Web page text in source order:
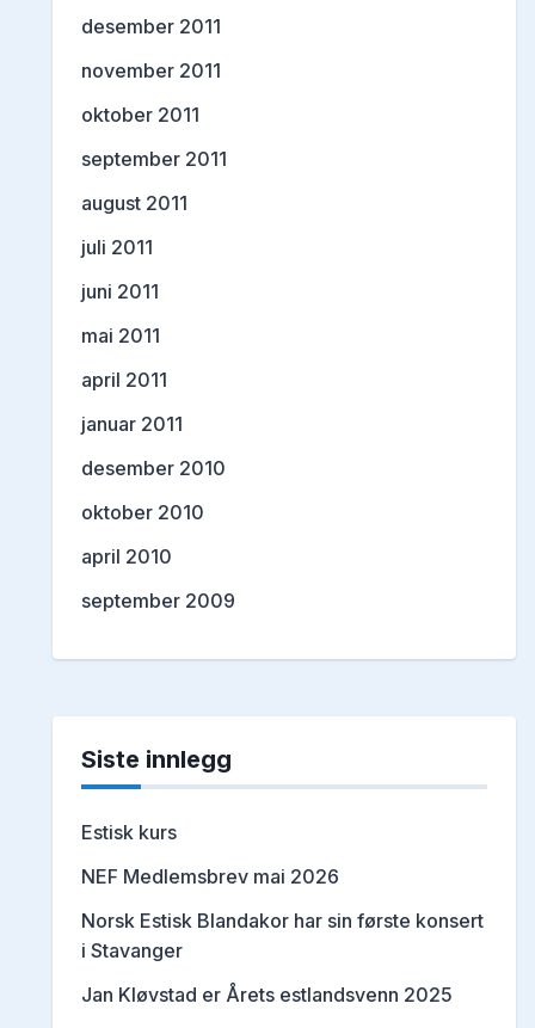
desember 2011
november 2011
oktober 2011
september 2011
august 2011
juli 2011
juni 2011
mai 2011
april 2011
januar 2011
desember 2010
oktober 2010
april 2010
september 2009
Siste innlegg
Estisk kurs
NEF Medlemsbrev mai 2026
Norsk Estisk Blandakor har sin første konsert
i Stavanger
Jan Kløvstad er Årets estlandsvenn 2025